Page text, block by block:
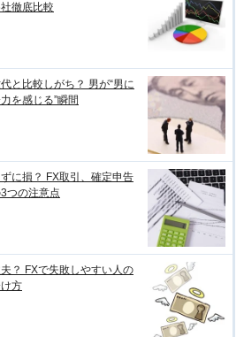
徹底比較
と比較しがち？ 男が“男に
を感じる”瞬間
に損？ FX取引、確定申告
つの注意点
？ FXで失敗しやすい人の
方